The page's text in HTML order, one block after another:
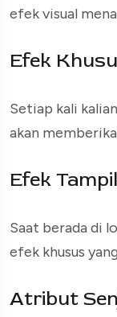
efek visual
Efek
Setiap kali
akan
Efek
Saat berada di
efek khusus
Atribut